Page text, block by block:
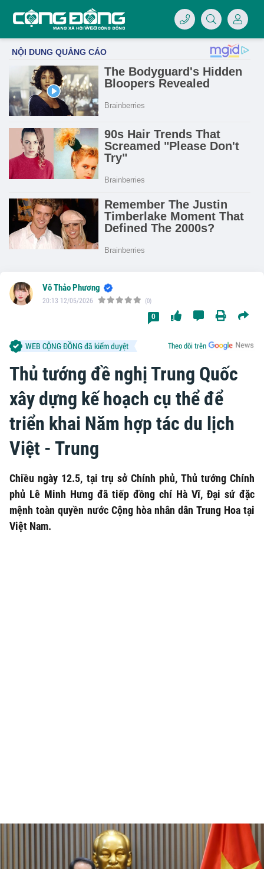
Thủ tướng đề nghị Trung Quốc
xây dựng kế hoạch cụ thể để
triển khai Năm hợp tác du lịch
Việt - Trung
Chiều ngày 12.5, tại trụ sở Chính phủ, Thủ tướng Chính
phủ Lê Minh Hưng đã tiếp đồng chí Hà Vĩ, Đại sứ đặc
mệnh toàn quyền nước Cộng hòa nhân dân Trung Hoa tại
Việt Nam.
Võ Thảo Phương
20:13 12/05/2026 (0)
0
Theo dõi trên
WEB CỘNG ĐỒNG đã kiểm duyệt
07/LOGO-